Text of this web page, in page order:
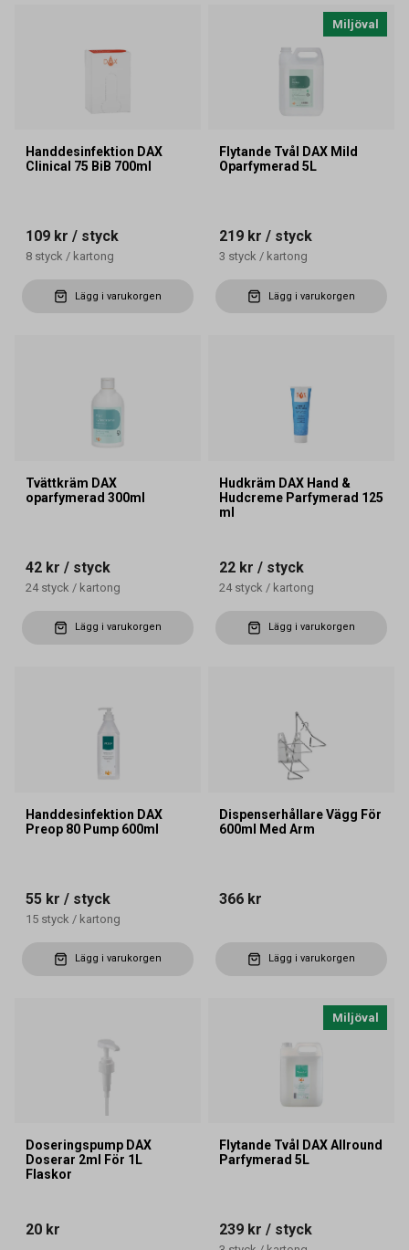
Handdesinfektion DAX
Clinical 75 BiB 700ml
109 kr / styck
8 styck / kartong
Lägg i varukorgen
Miljöval
Flytande Tvål DAX Mild
Oparfymerad 5L
219 kr / styck
3 styck / kartong
Lägg i varukorgen
Tvättkräm DAX
oparfymerad 300ml
42 kr / styck
24 styck / kartong
Lägg i varukorgen
Hudkräm DAX Hand &
Hudcreme Parfymerad 125
ml
22 kr / styck
24 styck / kartong
Lägg i varukorgen
Handdesinfektion DAX
Preop 80 Pump 600ml
55 kr / styck
15 styck / kartong
Lägg i varukorgen
Dispenserhållare Vägg För
600ml Med Arm
366 kr
Lägg i varukorgen
Doseringspump DAX
Doserar 2ml För 1L
Flaskor
20 kr
Miljöval
Flytande Tvål DAX Allround
Parfymerad 5L
239 kr / styck